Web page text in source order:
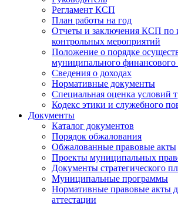
Регламент КСП
План работы на год
Отчеты и заключения КСП по
контрольных мероприятий
Положение о порядке
муниципального финансового
Сведения о доходах
Нормативные документы
Специальная оценка условий
Кодекс этики и служебного
Документы
Каталог документов
Порядок обжалования
Обжалованные правовые акты
Проекты муниципальных
Документы стратегического
Муниципальные программы
Нормативные правовые акты
аттестации